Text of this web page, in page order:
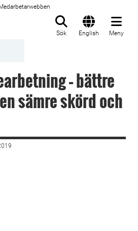
Sök English Meny
– bättre
sämre skörd och